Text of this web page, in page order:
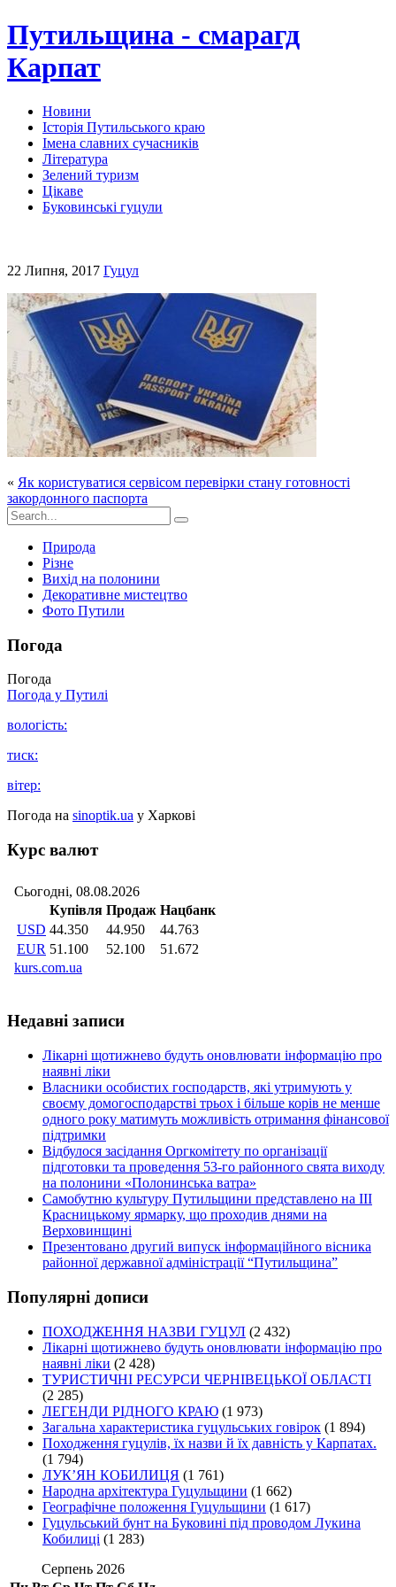
Путильщина - смарагд
Карпат
Новини
Історія Путильського краю
Імена славних сучасників
Література
Зелений туризм
Цікаве
Буковинські гуцули
22 Липня, 2017 Гуцул
« Як користуватися сервісом перевірки стану готовності
закордонного паспорта
Природа
Різне
Вихід на полонини
Декоративне мистецтво
Фото Путили
Погода
Погода
Погода у Путилі
вологість:
тиск:
вітер:
Погода на sinoptik.ua у Харкові
Курс валют
Недавні записи
Лікарні щотижнево будуть оновлювати інформацію про
наявні ліки
Власники особистих господарств, які утримують у
своєму домогосподарстві трьох і більше корів не менше
одного року матимуть можливість отримання фінансової
підтримки
Відбулося засідання Оргкомітету по організації
підготовки та проведення 53-го районного свята виходу
на полонини «Полонинська ватра»
Самобутню культуру Путильщини представлено на ІІІ
Красницькому ярмарку, що проходив днями на
Верховинщині
Презентовано другий випуск інформаційного вісника
районної державної адміністрації “Путильщина”
Популярні дописи
ПОХОДЖЕННЯ НАЗВИ ГУЦУЛ (2 432)
Лікарні щотижнево будуть оновлювати інформацію про
наявні ліки (2 428)
ТУРИСТИЧНІ РЕСУРСИ ЧЕРНІВЕЦЬКОЇ ОБЛАСТІ
(2 285)
ЛЕГЕНДИ РІДНОГО КРАЮ (1 973)
Загальна характеристика гуцульських говірок (1 894)
Походження гуцулів, їх назви й їх давність у Карпатах.
(1 794)
ЛУК’ЯН КОБИЛИЦЯ (1 761)
Народна архітектура Гуцульщини (1 662)
Географічне положення Гуцульщини (1 617)
Гуцульський бунт на Буковині під проводом Лукина
Кобилиці (1 283)
Серпень 2026